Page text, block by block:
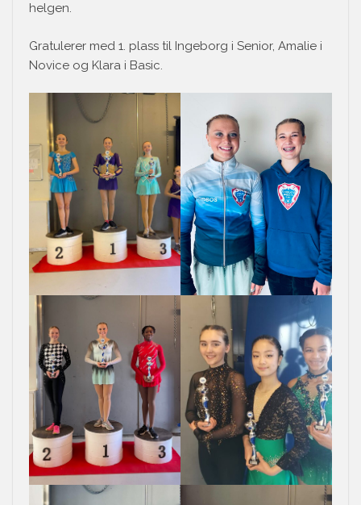
helgen.
Gratulerer med 1. plass til Ingeborg i Senior, Amalie i
Novice og Klara i Basic.